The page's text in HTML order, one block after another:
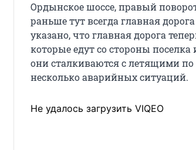
Ордынское шоссе, правый
раньше тут всегда главная
указано, что главная дорога
которые едут со стороны
они сталкиваются с летящими по
несколько аварийных ситуаций.
Не удалось загрузить VIQEO